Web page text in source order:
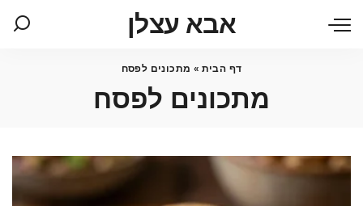
אבא עצלן
דף הבית » מתכונים לפסח
מתכונים לפסח